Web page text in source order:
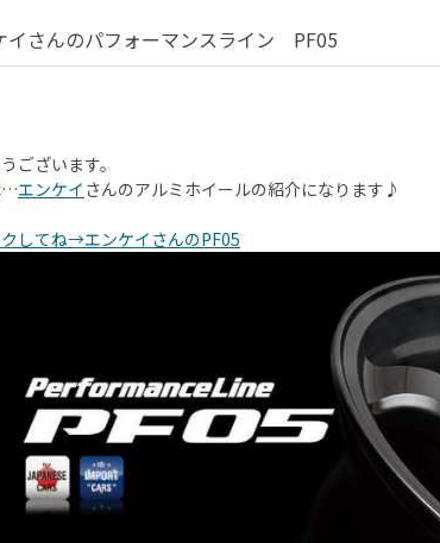
イさんのパフォーマンスライン PF05
ございます。
…エンケイ さんのアルミホイールの紹介になります♪
してね→エンケイさんのPF05